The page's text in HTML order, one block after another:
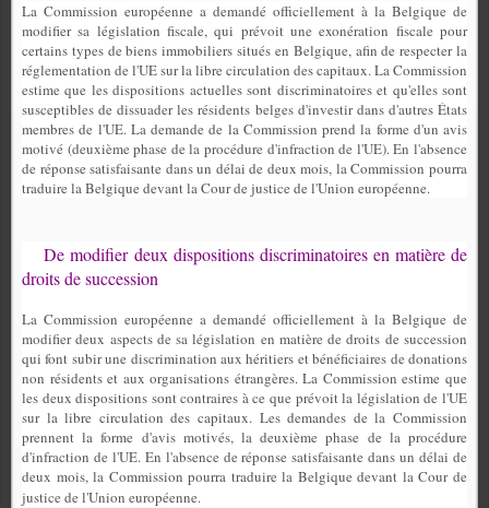
La Commission européenne a demandé officiellement à la Belgique de
modifier sa législation fiscale, qui prévoit une exonération fiscale pour
certains types de biens immobiliers situés en Belgique, afin de respecter la
réglementation de l'UE sur la libre circulation des capitaux. La Commission
estime que les dispositions actuelles sont discriminatoires et qu'elles sont
susceptibles de dissuader les résidents belges d'investir dans d'autres États
membres de l'UE. La demande de la Commission prend la forme d'un avis
motivé (deuxième phase de la procédure d'infraction de l'UE). En l'absence
de réponse satisfaisante dans un délai de deux mois, la Commission pourra
traduire la Belgique devant la Cour de justice de l'Union européenne.
De modifier deux dispositions discriminatoires en matière de
droits de succession
La Commission européenne a demandé officiellement à la Belgique de
modifier deux aspects de sa législation en matière de droits de succession
qui font subir une discrimination aux héritiers et bénéficiaires de donations
non résidents et aux organisations étrangères. La Commission estime que
les deux dispositions sont contraires à ce que prévoit la législation de l'UE
sur la libre circulation des capitaux. Les demandes de la Commission
prennent la forme d'avis motivés, la deuxième phase de la procédure
d'infraction de l'UE. En l'absence de réponse satisfaisante dans un délai de
deux mois, la Commission pourra traduire la Belgique devant la Cour de
justice de l'Union européenne.